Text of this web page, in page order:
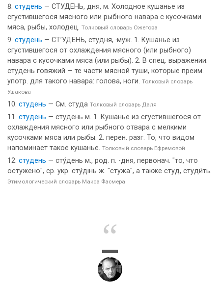
студень — СТУДЕНЬ, дня, м. Холодное кушанье из
сгустившегося мясного или рыбного навара с кусочками
мяса, рыбы, холодец. Толковый словарь Ожегова
студень — СТ’УДЕНЬ, студня, ·муж. 1. Кушанье из
сгустившегося от охлаждения мясного (или рыбного)
навара с кусочками мяса (или рыбы). 2. В спец. выражении:
студень говяжий — те части мясной туши, которые преим.
употр. для такого навара: голова, ноги. Толковый словарь
Ушакова
студень — См. студа Толковый словарь Даля
студень — студень м. 1. Кушанье из сгустившегося от
охлаждения мясного или рыбного отвара с мелкими
кусочками мяса или рыбы. 2. перен. разг. То, что видом
напоминает такое кушанье. Толковый словарь Ефремовой
студень — сту́день м., род. п. -дня, первонач. "то, что
остужено", ср. укр. сту́дiнь ж. "стужа", а также студ, студи́ть.
Этимологический словарь Макса Фасмера